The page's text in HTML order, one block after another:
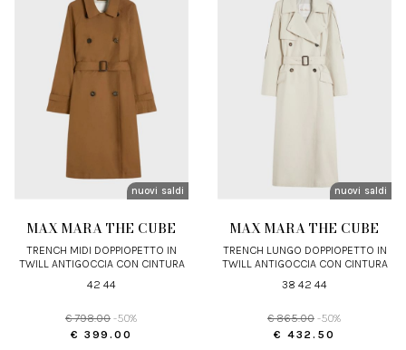
nuovi arrivi
saldi
MAX MARA THE CUBE
TRENCH MIDI DOPPIOPETTO IN
TWILL ANTIGOCCIA CON CINTURA
42 44
€ 798.00 -50%
€ 399.00
nuovi arrivi
saldi
MAX MARA THE CUBE
TRENCH LUNGO DOPPIOPETTO IN
TWILL ANTIGOCCIA CON CINTURA
38 42 44
€ 865.00 -50%
€ 432.50